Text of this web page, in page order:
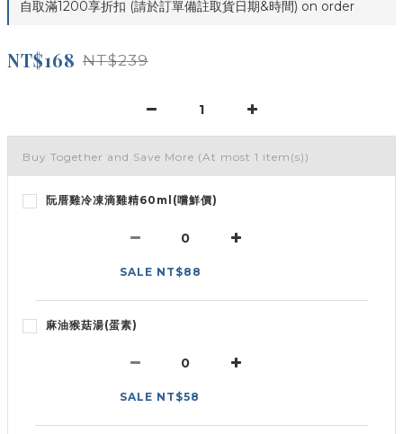
自取滿1200享折扣 (請於訂單備註取貨日期&時間) on order
NT$168 NT$239
Buy Together and Save More (At most 1 item(s))
阮厝雞冷凍滴雞精60ml(嚐鮮價)
SALE NT$88
麻油猴菇湯(蛋素)
SALE NT$58